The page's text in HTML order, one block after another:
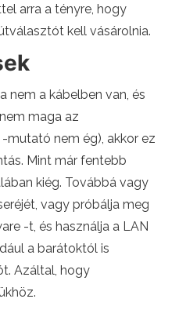
arra a tényre, hogy
kell vásárolnia.
nem a kábelben van, és
maga az
mutató nem ég), akkor ez
Mint már fentebb
kiég. Továbbá vagy
vagy próbálja meg
-t, és használja a LAN
a barátoktól is
Azáltal, hogy